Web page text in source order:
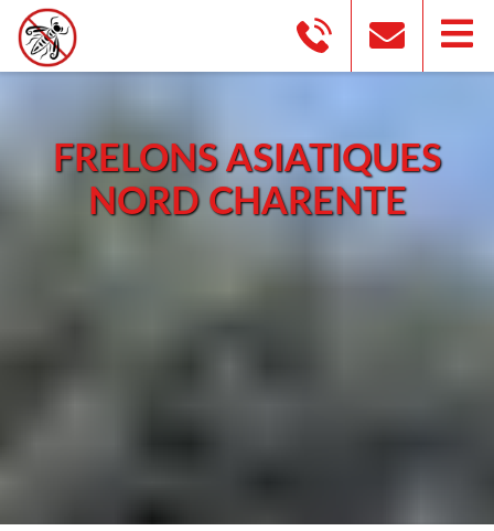
FRELONS ASIATIQUES
NORD CHARENTE